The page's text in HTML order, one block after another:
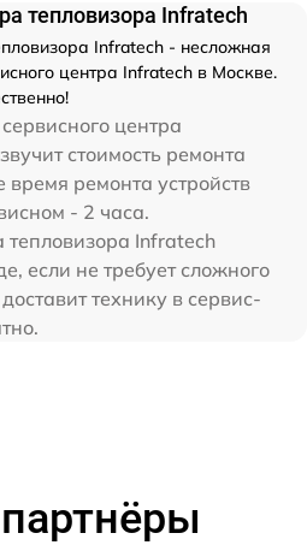
тепловизора Infratech
Infratech - несложная
центра Infratech в Москве.
центра
стоимость ремонта
ремонта устройств
- 2 часа.
Infratech
если не требует сложного
технику в сервис-